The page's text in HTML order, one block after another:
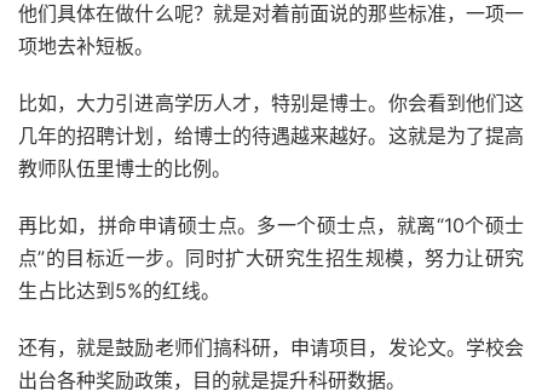
他们具体在做什么呢？就是对着前面说的那些标准，一项一
项地去补短板。
比如，大力引进高学历人才，特别是博士。你会看到他们这
几年的招聘计划，给博士的待遇越来越好。这就是为了提高
教师队伍里博士的比例。
再比如，拼命申请硕士点。多一个硕士点，就离“10个硕士
点”的目标近一步。同时扩大研究生招生规模，努力让研究
生占比达到5%的红线。
还有，就是鼓励老师们搞科研，申请项目，发论文。学校会
出台各种奖励政策，目的就是提升科研数据。